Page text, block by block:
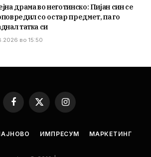
драма во неготинско: Пијан син се
со остар предмет, па го
татка си
во 15:50
Facebook
X
Instagram
ИМПРЕСУМ МАРКЕТИНГ